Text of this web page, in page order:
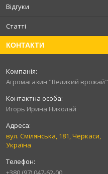
Відгуки
Статті
КОНТАКТИ
Агромагазин "Великий врожай"
Игорь Ирина Николай
вул. Смілянська, 181, Черкаси,
Україна